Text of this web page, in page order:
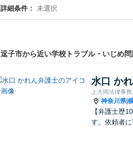
詳細条件 未選択
逗子市から近い学校トラブル・いじめ
水口 か
上大岡法律事
神奈川県|
【弁護士歴
す。依頼者